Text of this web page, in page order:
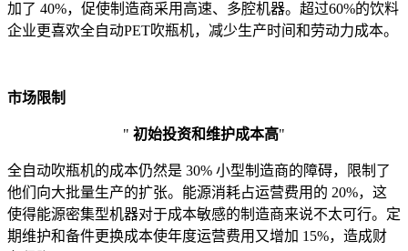
加了 40%，促使制造商采用高速、多腔机器。超过60%的饮料
企业更喜欢全自动PET吹瓶机，减少生产时间和劳动力成本。
市场限制
" 初始投资和维护成本高"
全自动吹瓶机的成本仍然是 30% 小型制造商的障碍，限制了
他们向大批量生产的扩张。能源消耗占运营费用的 20%，这
使得能源密集型机器对于成本敏感的制造商来说不太可行。定
期维护和备件更换成本使年度运营费用又增加 15%，造成财